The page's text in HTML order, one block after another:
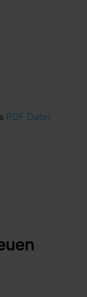
PDF Datei